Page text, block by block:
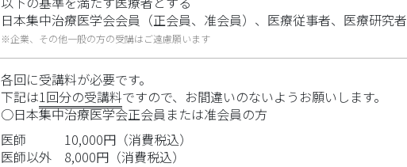
日本集中治療医学会会員（正会員、准会員）、医療従事者、医療研究者
※企業、その他一般の方の受講はご遠慮願います
各回に受講料が必要です。
下記は1回分の受講料ですので、お間違いのないようお願いします。
○日本集中治療医学会正会員または准会員の方
医師
10,000円（消費税込）
医師以外
8,000円（消費税込）